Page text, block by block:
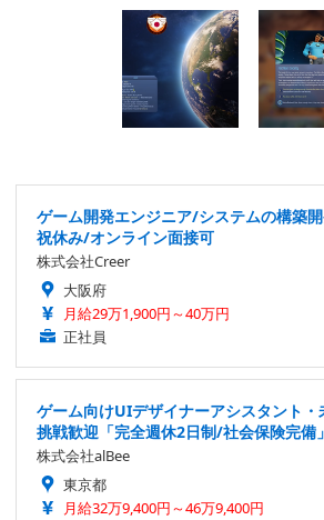
ゲーム開発エンジニア/システムの構築
祝休み/オンライン面接可
株式会社Creer
大阪府
月給29万1,900円～40万円
正社員
ゲーム向けUIデザイナーアシスタント
挑戦歓迎「完全週休2日制/社会保険完備
株式会社alBee
東京都
月給32万9,400円～46万9,400円